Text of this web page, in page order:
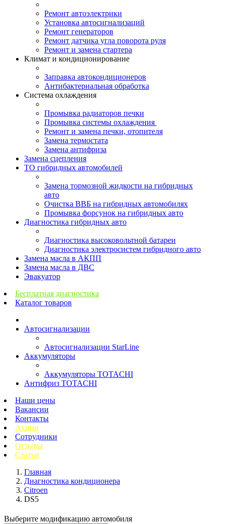
Ремонт автоэлектрики
Установка автосигнализаций
Ремонт генераторов
Ремонт датчика угла поворота руля
Ремонт и замена стартера
Климат и кондиционирование
Заправка автокондиционеров
Антибактериальная обработка
Система охлаждения
Промывка радиаторов печки
Промывка системы охлаждения
Ремонт и замена печки, отопителя
Замена термостата
Замена антифриза
Замена сцепления
ТО гибридных автомобилей
Замена тормозной жидкости на гибридных
авто
Очистка ВВБ на гибридных автомобилях
Промывка форсунок на гибридных авто
Диагностика гибридных авто
Диагностика высоковольтной батареи
Диагностика электросистем гибридного авто
Замена масла в АКПП
Замена масла в ДВС
Эвакуатор
Бесплатная диагностика
Каталог товаров
Автосигнализации
Автосигнализации StarLine
Аккумуляторы
Аккумуляторы TOTACHI
Антифриз TOTACHI
Наши цены
Вакансии
Контакты
Акции
Сотрудники
Отзывы
Статьи
Главная
Диагностика кондиционера
Citroen
DS5
Выберите модификацию автомобиля